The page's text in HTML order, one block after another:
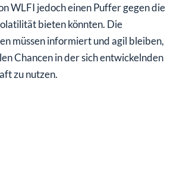
WLFI jedoch einen Puffer gegen die
bieten könnten. Die
müssen informiert und agil bleiben,
Chancen in der sich entwickelnden
zu nutzen.